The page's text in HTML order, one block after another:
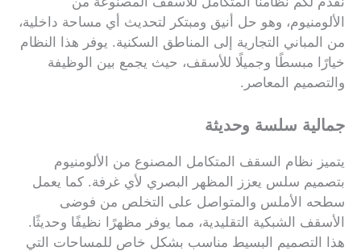
الألومنيوم، وهو حل أنيق ومبتكر لتحديث أي مساحة داخلية،
من المباني التجارية إلى المناطق السكنية. يوفر هذا النظام
خيارًا مبسطًا وجميلًا للأسقف، حيث يجمع بين الوظيفة
والتصميم المعاصر.
جمالية سلسة وحديثة
يتميز نظام السقف المتكامل المصنوع من الألومنيوم
بتصميم سلس يعزز المظهر البصري لأي غرفة. كما يعمل
سطحه الأملس والمتواصل على التخلص من فوضى
الأسقف الشبكية التقليدية، مما يوفر مظهرًا نظيفًا وحديثًا.
هذا التصميم البسيط مناسب بشكل خاص للمساحات التي